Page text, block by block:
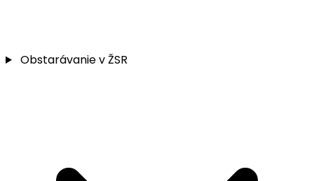
Obstarávanie v ŽSR